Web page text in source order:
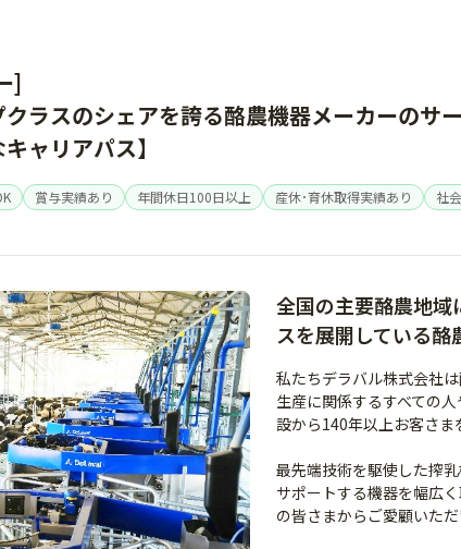
]
ラスのシェアを誇る酪農機器メーカーのサ
ャリアパス】
賞与実績あり 年間休日100日以上 産休･育休取得実績あり 社
全国の主要酪農地域
スを展開している酪
私たちデラバル株式会社
生産に関係するすべての
設から140年以上お客さま
最先端技術を駆使した搾
サポートする機器を幅広
の皆さまからご愛顧いただ